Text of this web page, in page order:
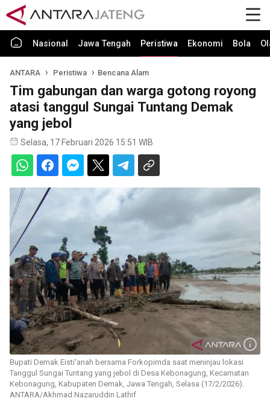
Nasional Jawa Tengah Peristiwa Ekonomi Bola
ANTARA Peristiwa Bencana Alam
Tim gabungan dan warga gotong royong
atasi tanggul Sungai Tuntang Demak
yang jebol
Selasa, 17 Februari 2026 15:51 WIB
Bupati Demak Eisti'anah bersama Forkopimda saat meninjau lokasi
Tanggul Sungai Tuntang yang jebol di Desa Kebonagung, Kecamatan
Kebonagung, Kabupaten Demak, Jawa Tengah, Selasa (17/2/2026).
ANTARA/Akhmad Nazaruddin Lathif